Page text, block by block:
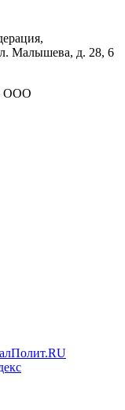
Малышева, д. 28, 6
ООО